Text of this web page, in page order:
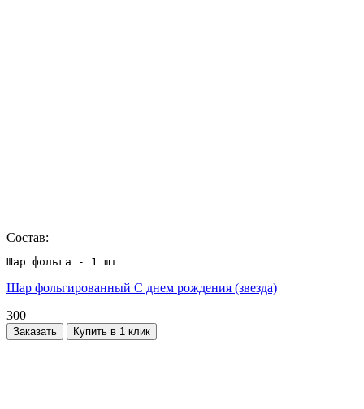
Состав:
Шар фольга - 1 шт
Шар фольгированный С днем рождения (звезда)
300
Заказать Купить в 1 клик